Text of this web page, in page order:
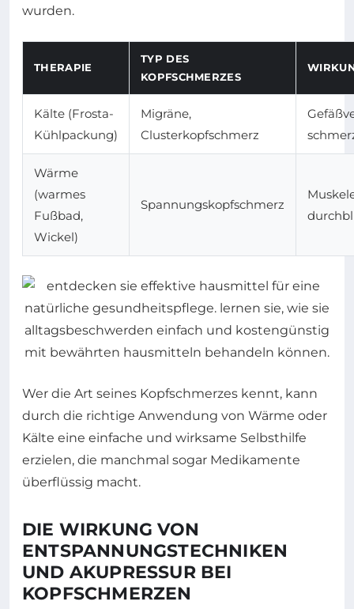
wurden.
THERAPIE
TYP DES
KOPFSCHMERZES
Kälte (Frosta-
Kühlpackung)
Migräne,
Clusterkopfschmerz
Wärme
(warmes
Fußbad,
Wickel)
Spannungskopfschmerz
Wer die Art seines Kopfschmerzes kennt, kann
durch die richtige Anwendung von Wärme oder
Kälte eine einfache und wirksame Selbsthilfe
erzielen, die manchmal sogar Medikamente
überflüssig macht.
DIE WIRKUNG VON
ENTSPANNUNGSTECHNIKEN
UND AKUPRESSUR BEI
KOPFSCHMERZEN